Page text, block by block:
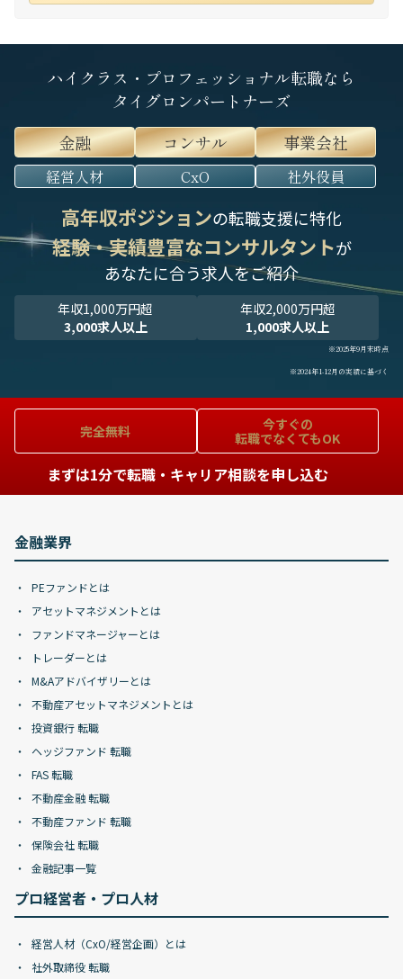
ハイクラス・プロフェッショナル転職なら
タイグロンパートナーズ
金融
コンサル 事業会社
経営人材 CxO 社外役員
高年収ポジションの転職支援に特化
経験・実績豊富なコンサルタントが
あなたに合う求人をご紹介
年収1,000万円超
3,000求人以上
年収2,000万円超
1,000求人以上
※2025年9月末時点
※2024年1-12月の実績に基づく
完全無料
今すぐの
転職でなくてもOK
まずは1分で転職・キャリア相談を申し込む
金融業界
PEファンドとは
アセットマネジメントとは
ファンドマネージャーとは
トレーダーとは
M&Aアドバイザリーとは
不動産アセットマネジメントとは
投資銀行 転職
ヘッジファンド 転職
FAS 転職
不動産金融 転職
不動産ファンド 転職
保険会社 転職
金融記事一覧
プロ経営者・プロ人材
経営人材（CxO/経営企画）とは
社外取締役 転職